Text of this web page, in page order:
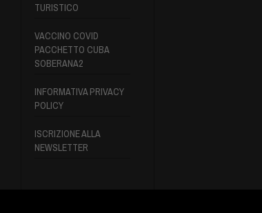
TURISTICO
VACCINO COVID
PACCHETTO CUBA
SOBERANA2
INFORMATIVA PRIVACY
POLICY
ISCRIZIONE ALLA
NEWSLETTER